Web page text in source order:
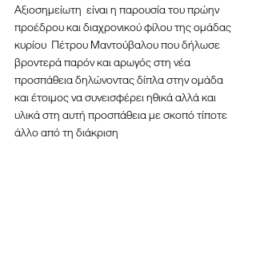
Αξιοσημείωτη  είναι η παρουσία του πρώην
προέδρου και διαχρονικού φίλου της ομάδας
κυρίου  Πέτρου Μαντούβαλου που δήλωσε
βροντερά παρόν και αρωγός στη νέα
προσπάθεια δηλώνοντας δίπλα στην ομάδα
και έτοιμος να συνεισφέρει ηθικά αλλά και
υλικά στη αυτή προσπάθεια με σκοπό τίποτε
άλλο από τη διάκριση